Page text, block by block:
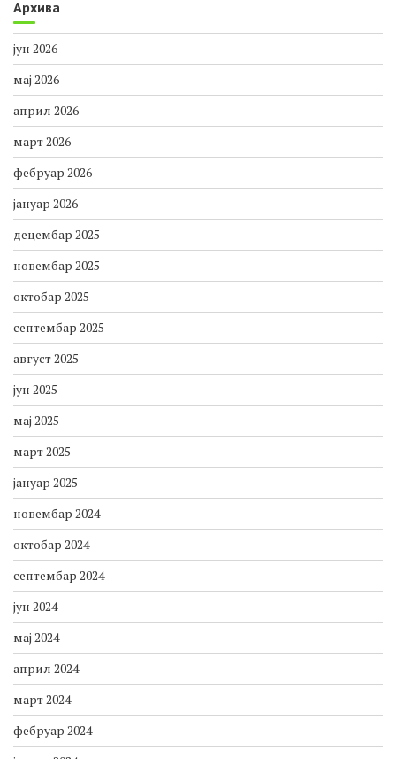
Европски дан паркова
Архива
јун 2026
мај 2026
април 2026
март 2026
фебруар 2026
јануар 2026
децембар 2025
новембар 2025
октобар 2025
септембар 2025
август 2025
јун 2025
мај 2025
март 2025
јануар 2025
новембар 2024
октобар 2024
септембар 2024
јун 2024
мај 2024
април 2024
март 2024